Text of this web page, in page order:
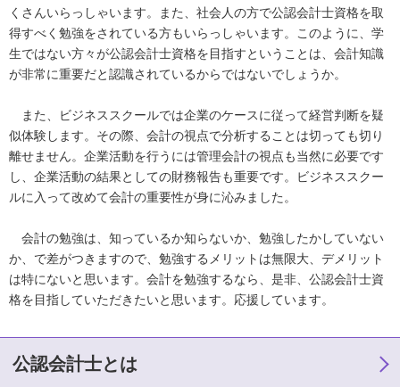
くさんいらっしゃいます。また、社会人の方で公認会計士資格を取
得すべく勉強をされている方もいらっしゃいます。このように、学
生ではない方々が公認会計士資格を目指すということは、会計知識
が非常に重要だと認識されているからではないでしょうか。
また、ビジネススクールでは企業のケースに従って経営判断を疑
似体験します。その際、会計の視点で分析することは切っても切り
離せません。企業活動を行うには管理会計の視点も当然に必要です
し、企業活動の結果としての財務報告も重要です。ビジネススクー
ルに入って改めて会計の重要性が身に沁みました。
会計の勉強は、知っているか知らないか、勉強したかしていない
か、で差がつきますので、勉強するメリットは無限大、デメリット
は特にないと思います。会計を勉強するなら、是非、公認会計士資
格を目指していただきたいと思います。応援しています。
公認会計士とは